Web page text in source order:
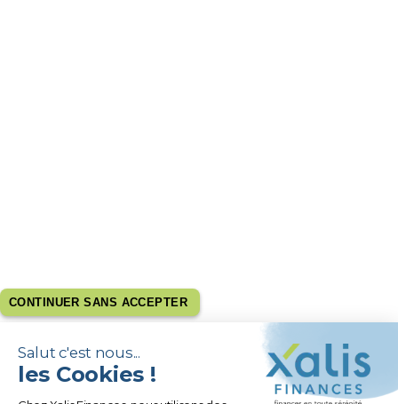
CONTINUER SANS ACCEPTER
Salut c'est nous...
les Cookies !